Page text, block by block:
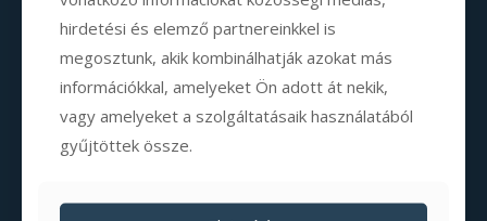
keresése
Érkezés
hirdetési és elemző partnereinkkel is
megosztunk, akik kombinálhatják azokat más
információkkal, amelyeket Ön adott át nekik,
vagy amelyeket a szolgáltatásaik használatából
gyűjtöttek össze.